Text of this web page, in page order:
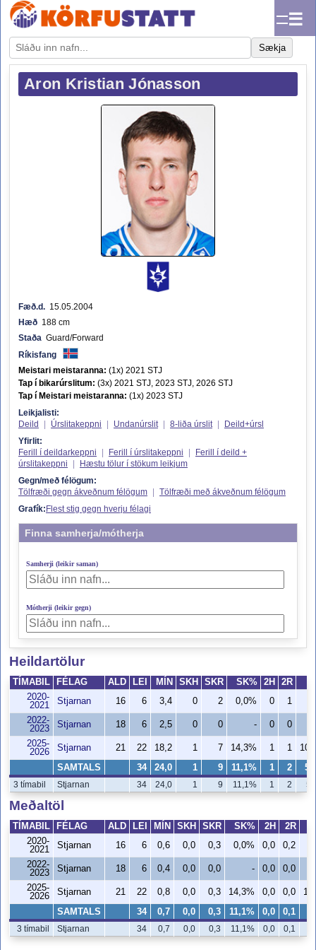
☰
Sækja
Aron Kristian Jónasson
Fæð.d. 15.05.2004
Hæð 188 cm
Staða Guard/Forward
Ríkisfang
Meistari meistaranna: (1x) 2021 STJ
Tap í bikarúrslitum: (3x) 2021 STJ, 2023 STJ, 2026 STJ
Tap í Meistari meistaranna: (1x) 2023 STJ
Leikjalisti:
Deild
Úrslitakeppni Undanúrslit 8-liða úrslit
Deild+úrsl
Yfirlit:
Ferill í deildarkeppni
Ferill í úrslitakeppni
Ferill í deild +
úrslitakeppni
Hæstu tölur í stökum leikjum
Gegn/með félögum:
Tölfræði gegn ákveðnum félögum
Tölfræði með ákveðnum félögum
Grafík: Flest stig gegn hverju félagi
Finna samherja/mótherja
Samherji (leikir saman)
Mótherji (leikir gegn)
Heildartölur
TÍMABIL FÉLAG ALD LEI MÍN SKH SKR SK% 2H 2R
2020-
2021
Stjarnan 16 6 3,4 0 2 0,0% 0 1
2022-
2023
Stjarnan 18 6 2,5 0 0 - 0
0
2025-
2026
Stjarnan 21 22 18,2 1 7 14,3% 1 1
SAMTALS 34 24,0 1 9 11,1% 1 2
3 tímabil Stjarnan 34 24,0 1 9 11,1% 1 2
Meðaltöl
TÍMABIL FÉLAG ALD LEI MÍN SKH SKR SK% 2H 2R
2020-
2021
Stjarnan 16 6 0,6 0,0 0,3 0,0% 0,0 0,2
2022-
2023
Stjarnan 18 6 0,4 0,0 0,0 - 0,0
0,0
2025-
2026
Stjarnan 21 22 0,8 0,0 0,3 14,3% 0,0 0,0
SAMTALS 34 0,7 0,0 0,3 11,1% 0,0 0,1
3 tímabil Stjarnan 34 0,7 0,0 0,3 11,1% 0,0 0,1